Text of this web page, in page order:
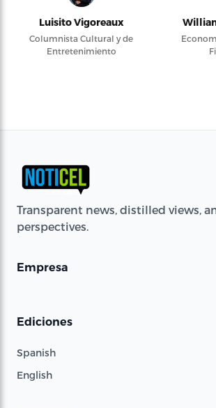
Luisito Vigoreaux
Columnista Cultural y de
Entretenimiento
Transparent news, distilled views,
perspectives.
Empresa
Ediciones
Spanish
English